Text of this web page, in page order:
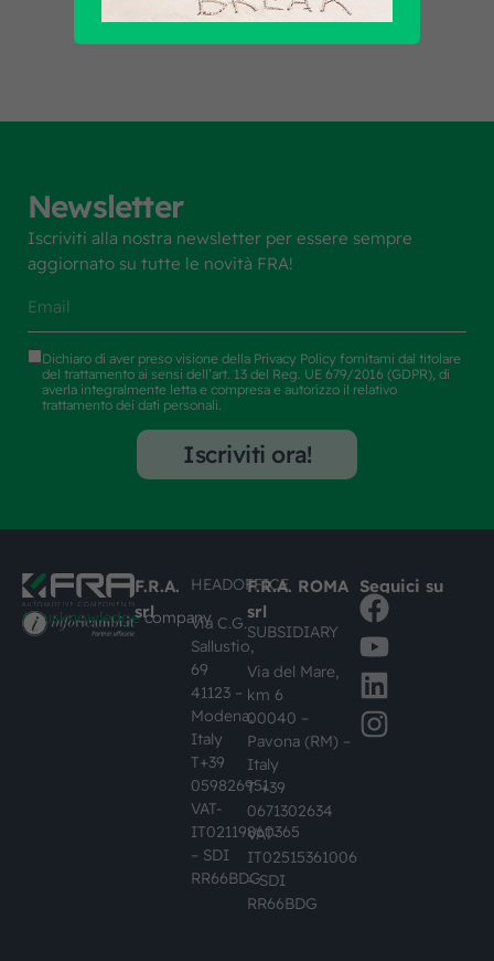
Newsletter
Iscriviti alla nostra newsletter per essere sempre
aggiornato su tutte le novità FRA!
Dichiaro di aver preso visione della Privacy Policy fornitami dal titolare
del trattamento ai sensi dell’art. 13 del Reg. UE 679/2016 (GDPR), di
averla integralmente letta e compresa e autorizzo il relativo
trattamento dei dati personali.
Iscriviti ora!
#busknowledgecompany
F.R.A.
srl
HEADOFFICE
Via C.G.
Sallustio,
69
41123 –
Modena,
Italy
T+39
059826951
VAT-
IT02119860365
– SDI
RR66BDG
F.R.A. ROMA
srl
SUBSIDIARY
Via del Mare,
km 6
00040 –
Pavona (RM) –
Italy
T +39
0671302634
VAT-
IT02515361006
– SDI
RR66BDG
Seguici su